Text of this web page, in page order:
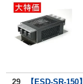
29
【ESD-SR-